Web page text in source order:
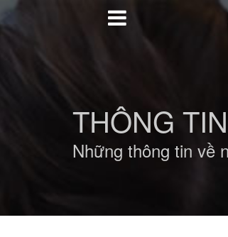
THÔNG
Những thông tin về